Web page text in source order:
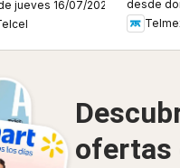
jueves 16/07/2026
desde
ofertas